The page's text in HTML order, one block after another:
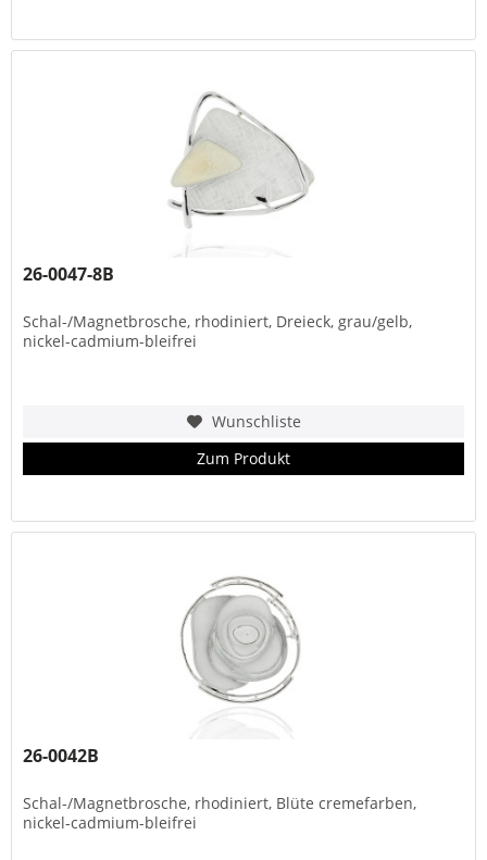
26-0047-8B
Schal-/Magnetbrosche, rhodiniert, Dreieck, grau/gelb,
nickel-cadmium-bleifrei
Wunschliste
Zum Produkt
26-0042B
Schal-/Magnetbrosche, rhodiniert, Blüte cremefarben,
nickel-cadmium-bleifrei